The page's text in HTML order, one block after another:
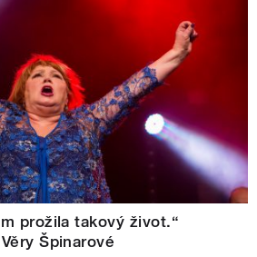
prožila takový život.“
Špinarové